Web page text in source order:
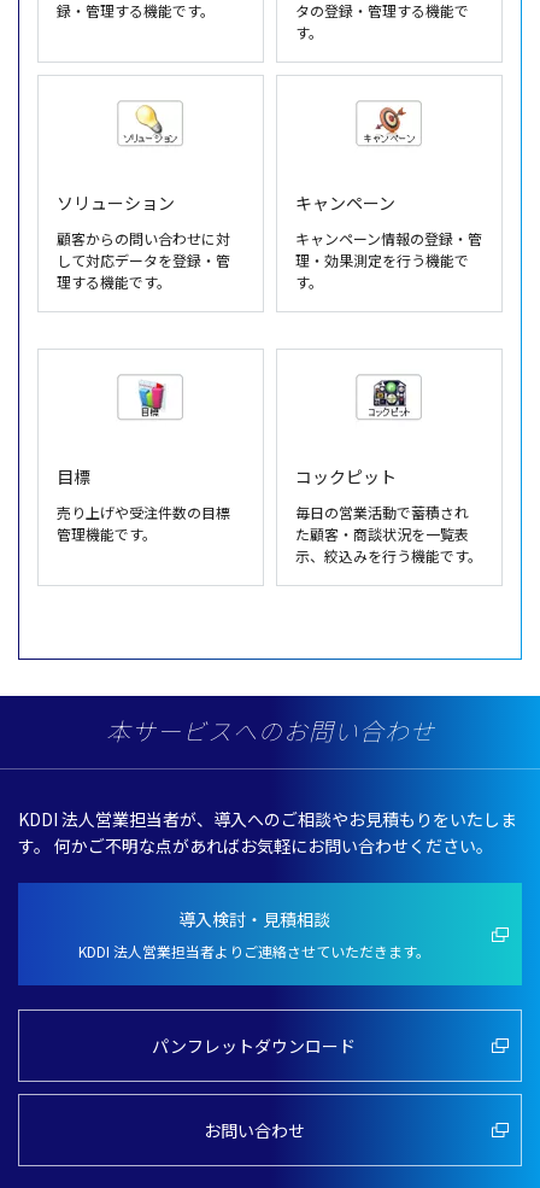
録・管理する機能です。
タの登録・管理する機能で
す。
ソリューション
顧客からの問い合わせに対
して対応データを登録・管
理する機能です。
キャンペーン
キャンペーン情報の登録・管
理・効果測定を行う機能で
す。
目標
売り上げや受注件数の目標
管理機能です。
コックピット
毎日の営業活動で蓄積され
た顧客・商談状況を一覧表
示、絞込みを行う機能です。
本サービスへのお問い合わせ
KDDI 法人営業担当者が、 導入へのご相談やお見積もりをいたしま
す。 何かご不明な点があればお気軽にお問い合わせください。
導入検討・見積相談
KDDI 法人営業担当者よりご連絡させていただきます。
パンフレットダウンロード
お問い合わせ